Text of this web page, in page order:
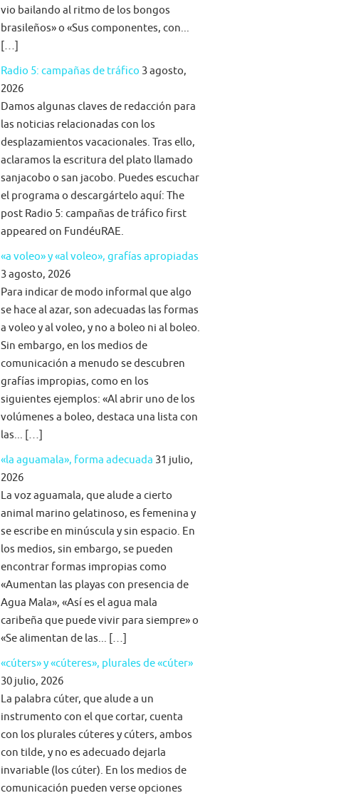
vio bailando al ritmo de los bongos
brasileños» o «Sus componentes, con...
[…]
Radio 5: campañas de tráfico 3 agosto,
2026
Damos algunas claves de redacción para
las noticias relacionadas con los
desplazamientos vacacionales. Tras ello,
aclaramos la escritura del plato llamado
sanjacobo o san jacobo. Puedes escuchar
el programa o descargártelo aquí: The
post Radio 5: campañas de tráfico first
appeared on FundéuRAE.
«a voleo» y «al voleo», grafías apropiadas
3 agosto, 2026
Para indicar de modo informal que algo
se hace al azar, son adecuadas las formas
a voleo y al voleo, y no a boleo ni al boleo.
Sin embargo, en los medios de
comunicación a menudo se descubren
grafías impropias, como en los
siguientes ejemplos: «Al abrir uno de los
volúmenes a boleo, destaca una lista con
las... […]
«la aguamala», forma adecuada 31 julio,
2026
La voz aguamala, que alude a cierto
animal marino gelatinoso, es femenina y
se escribe en minúscula y sin espacio. En
los medios, sin embargo, se pueden
encontrar formas impropias como
«Aumentan las playas con presencia de
Agua Mala», «Así es el agua mala
caribeña que puede vivir para siempre» o
«Se alimentan de las... […]
«cúters» y «cúteres», plurales de «cúter»
30 julio, 2026
La palabra cúter, que alude a un
instrumento con el que cortar, cuenta
con los plurales cúteres y cúters, ambos
con tilde, y no es adecuado dejarla
invariable (los cúter). En los medios de
comunicación pueden verse opciones